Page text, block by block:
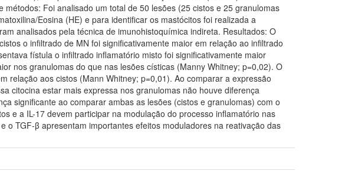
Foi analisado um total de 50 lesões (25 cistos e 25 granulomas
Eosina (HE) e para identificar os mastócitos foi realizada a
analisados pela técnica de imunohistoquímica indireta. Resultados: O
o infiltrado de MN foi significativamente maior em relação ao infiltrado
fístula o infiltrado inflamatório misto foi significativamente maior
nos granulomas do que nas lesões císticas (Manny Whitney; p=0,02). O
relação aos cistos (Mann Whitney; p=0,01). Ao comparar a expressão
citocina estar mais expressa nos granulomas não houve diferença
significante ao comparar ambas as lesões (cistos e granulomas) com o
e a IL-17 devem participar na modulação do processo inflamatório nas
o TGF-β apresentam importantes efeitos moduladores na reativação das